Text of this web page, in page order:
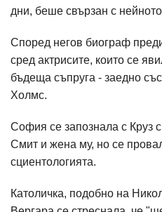
дни, беше свързан с
Според негов биограф
сред актрисите, които се
бъдеща съпруга - заедно
Холмс.
София се запознала с Круз
Смит и жена му, но се
сциентологията.
Католичка, подобно на